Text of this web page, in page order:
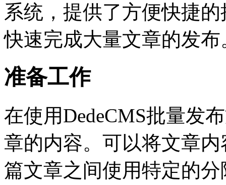
系统，提供了方便快捷
快速完成大量文章的发布
准备工作
在使用DedeCMS批量发
章的内容。可以将文章
篇文章之间使用特定的